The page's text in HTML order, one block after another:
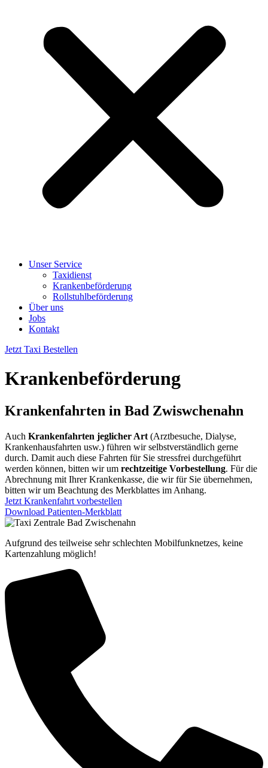
Unser Service
Taxidienst
Krankenbeförderung
Rollstuhlbeförderung
Über uns
Jobs
Kontakt
Jetzt Taxi Bestellen
Krankenbeförderung
Krankenfahrten in Bad Zwiswchenahn
Auch Krankenfahrten jeglicher Art (Arztbesuche, Dialyse,
Krankenhausfahrten usw.) führen wir selbstverständlich gerne
durch. Damit auch diese Fahrten für Sie stressfrei durchgeführt
werden können, bitten wir um rechtzeitige Vorbestellung. Für die
Abrechnung mit Ihrer Krankenkasse, die wir für Sie übernehmen,
bitten wir um Beachtung des Merkblattes im Anhang.
Jetzt Krankenfahrt vorbestellen
Download Patienten-Merkblatt
Aufgrund des teilweise sehr schlechten Mobilfunknetzes, keine
Kartenzahlung möglich!